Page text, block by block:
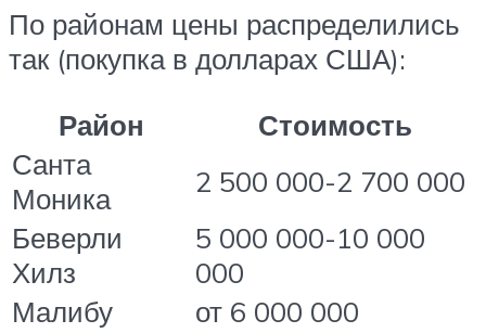
По районам цены распределились
так (покупка в долларах США):
Район
Стоимость
Санта
Моника
2 500 000-2 700 000
Беверли
Хилз
5 000 000-10 000
000
Малибу
от 6 000 000